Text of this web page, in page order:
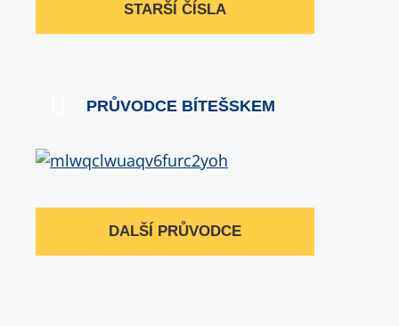
STARŠÍ ČÍSLA
PRŮVODCE BÍTEŠSKEM
DALŠÍ PRŮVODCE